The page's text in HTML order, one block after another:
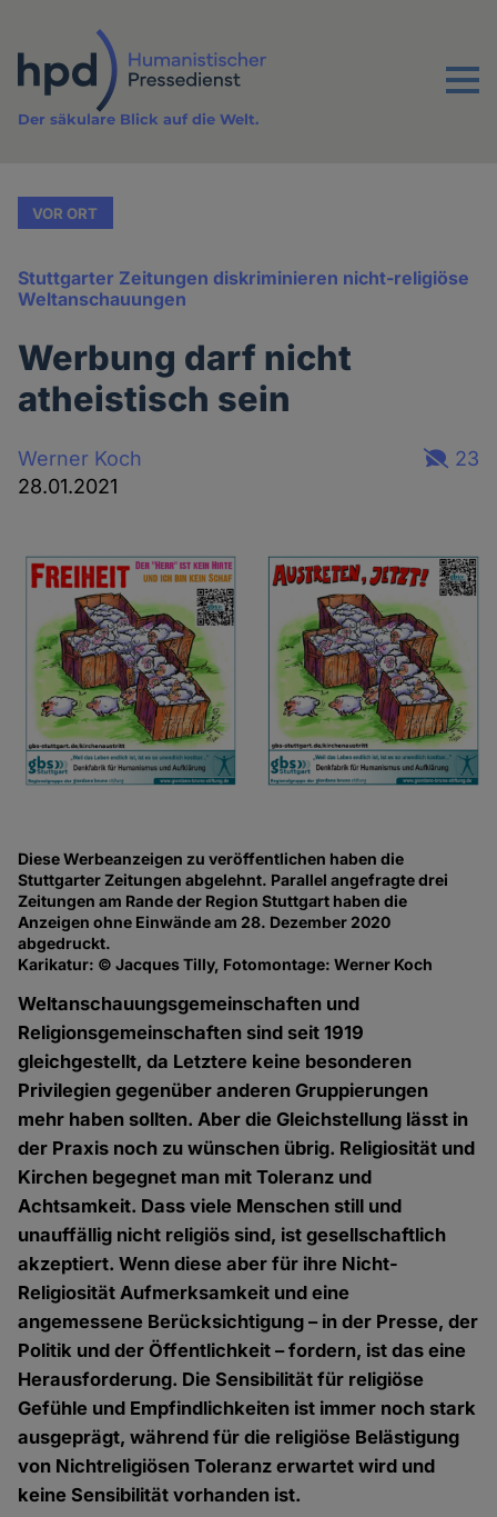
Inhalt
Menu
Der säkulare Blick auf die Welt.
VOR ORT
Stuttgarter Zeitungen diskriminieren nicht-religiöse
Weltanschauungen
Werbung darf nicht
atheistisch sein
Werner Koch
28.01.2021
23
Diese Werbeanzeigen zu veröffentlichen haben die
Stuttgarter Zeitungen abgelehnt. Parallel angefragte drei
Zeitungen am Rande der Region Stuttgart haben die
Anzeigen ohne Einwände am 28. Dezember 2020
abgedruckt.
Karikatur: © Jacques Tilly, Fotomontage: Werner Koch
Weltanschauungsgemeinschaften und
Religionsgemeinschaften sind seit 1919
gleichgestellt, da Letztere keine besonderen
Privilegien gegenüber anderen Gruppierungen
mehr haben sollten. Aber die Gleichstellung lässt in
der Praxis noch zu wünschen übrig. Religiosität und
Kirchen begegnet man mit Toleranz und
Achtsamkeit. Dass viele Menschen still und
unauffällig nicht religiös sind, ist gesellschaftlich
akzeptiert. Wenn diese aber für ihre Nicht-
Religiosität Aufmerksamkeit und eine
angemessene Berücksichtigung – in der Presse, der
Politik und der Öffentlichkeit – fordern, ist das eine
Herausforderung. Die Sensibilität für religiöse
Gefühle und Empfindlichkeiten ist immer noch stark
ausgeprägt, während für die religiöse Belästigung
von Nichtreligiösen Toleranz erwartet wird und
keine Sensibilität vorhanden ist.